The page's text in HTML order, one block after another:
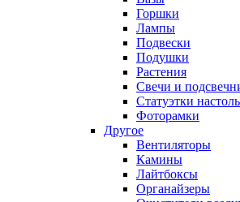
Горшки
Лампы
Подвески
Подушки
Растения
Свечи и
Статуэтки
Фоторамки
Другое
Вентиляторы
Камины
Лайтбоксы
Органайзеры